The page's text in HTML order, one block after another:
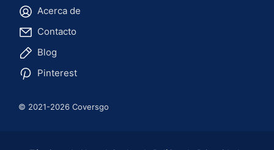
Acerca de
Contacto
Blog
Pinterest
© 2021-2026 Coversgo